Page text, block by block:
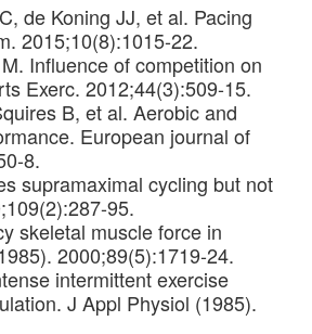
de Koning JJ, et al. Pacing
2015;10(8):1015-22.
Influence of competition on
Exerc. 2012;44(3):509-15.
B, et al. Aerobic and
European journal of
8.
supramaximal cycling but not
95.
skeletal muscle force in
2000;89(5):1719-24.
intermittent exercise
J Appl Physiol (1985).